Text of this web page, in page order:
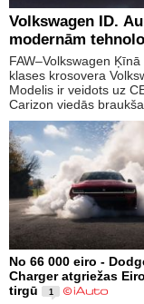
Volkswagen ID.
modernām
FAW–Volkswagen
klases krosovera
Modelis ir veidots uz
Carizon viedās
No 66 000 eiro -
Charger atgriežas
tirgū
1